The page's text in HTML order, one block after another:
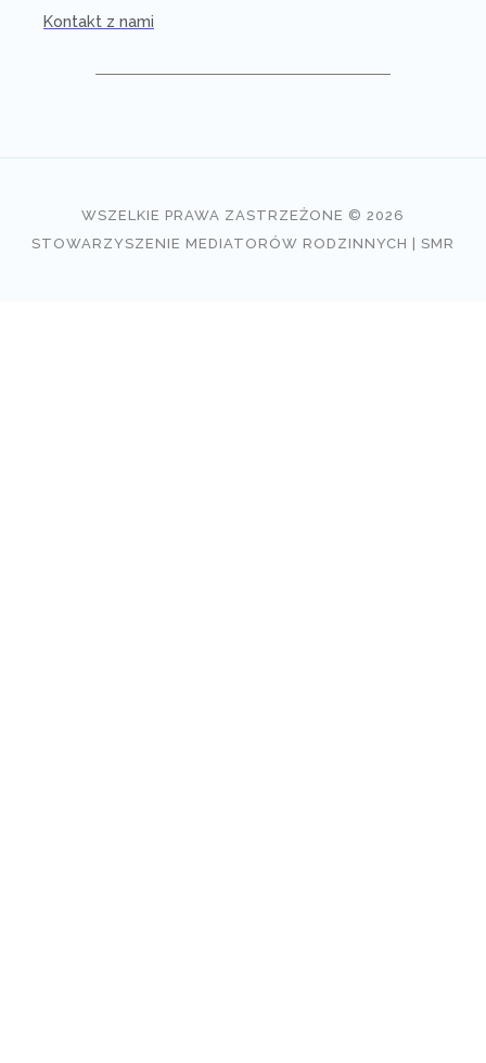
Kontakt z nami
WSZELKIE PRAWA ZASTRZEŻONE © 2026
STOWARZYSZENIE MEDIATORÓW RODZINNYCH | SMR